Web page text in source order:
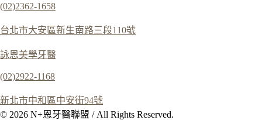
(02)2362-1658
台北市大安區新生南路三段110號
詠恩美學牙醫
(02)2922-1168
新北市中和區中安街94號
© 2026 N+恩牙醫聯盟 / All Rights Reserved.